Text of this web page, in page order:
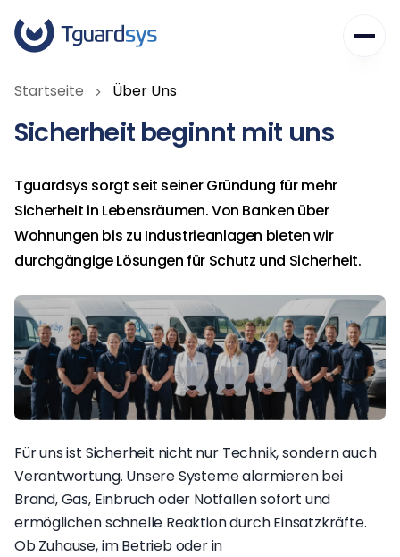
Das erste Jahr schenken wir Ihnen.
Unternehmen
Über Uns
Häufig gestellte Fragen
Blog
Dienstleistungen
Gewerbesicherheit
Unternehmenslösungen
Kontakt
+49 2331 62 48 128
Am Waldesrand 4, 58093 Hagen/Germany
Startseite Über Uns
Sicherheit beginnt mit uns
Tguardsys sorgt seit seiner Gründung für mehr
Sicherheit in Lebensräumen. Von Banken über
Wohnungen bis zu Industrieanlagen bieten wir
durchgängige Lösungen für Schutz und Sicherheit.
Für uns ist Sicherheit nicht nur Technik, sondern auch
Verantwortung. Unsere Systeme alarmieren bei
Brand, Gas, Einbruch oder Notfällen sofort und
ermöglichen schnelle Reaktion durch Einsatzkräfte.
Ob Zuhause, im Betrieb oder in